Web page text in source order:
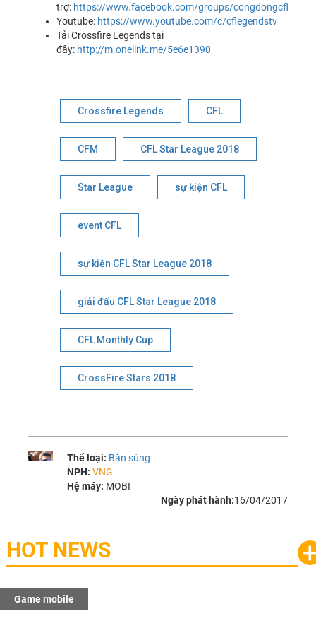
trợ: https://www.facebook.com/groups/congdongcflvn
Youtube: https://www.youtube.com/c/cflegendstv
Tải Crossfire Legends tại
đây: http://m.onelink.me/5e6e1390
Crossfire Legends CFL
CFM CFL Star League 2018
Star League sự kiện CFL
event CFL
sự kiện CFL Star League 2018
giải đấu CFL Star League 2018
CFL Monthly Cup
CrossFire Stars 2018
Thể loại: Bắn súng
NPH:VNG
Hệ máy: MOBI
Ngày phát hành:16/04/2017
HOT NEWS
Game mobile